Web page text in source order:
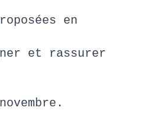
en
et rassurer